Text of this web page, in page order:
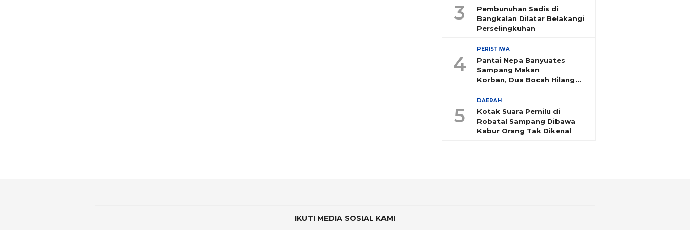
3
Pembunuhan Sadis di
Bangkalan Dilatar Belakangi
Perselingkuhan
4
PERISTIWA
Pantai Nepa Banyuates
Sampang Makan
Korban, Dua Bocah Hilang
5
DAERAH
Kotak Suara Pemilu di
Robatal Sampang Dibawa
Kabur Orang Tak Dikenal
IKUTI MEDIA SOSIAL KAMI